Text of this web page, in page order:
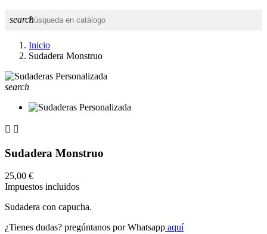
search
Inicio
Sudadera Monstruo
search
 
Sudadera Monstruo
25,00 €
Impuestos incluidos
Sudadera con capucha.
¿Tienes dudas? pregúntanos por Whatsapp aquí